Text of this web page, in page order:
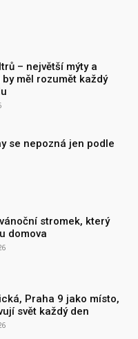
– největší mýty a
měl rozumět každý
se nepozná jen podle
stromek, který
domova
Praha 9 jako místo,
svět každý den